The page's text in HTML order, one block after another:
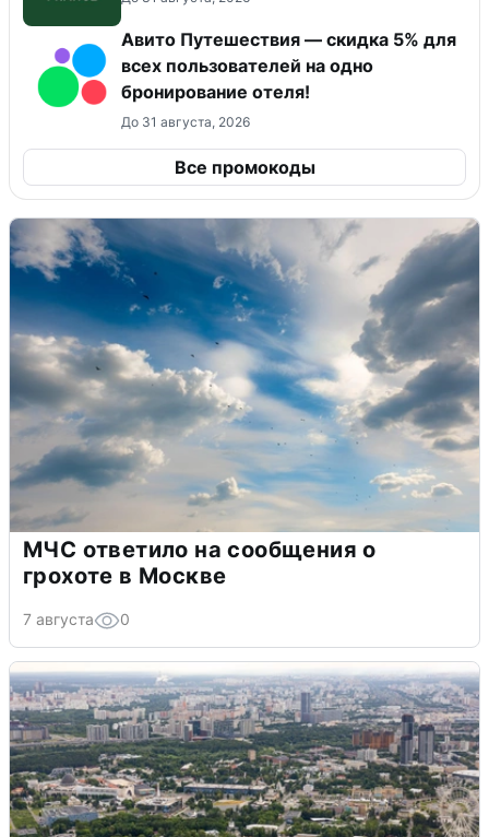
Авито Путешествия — скидка 5% для
всех пользователей на одно
бронирование отеля!
До 31 августа, 2026
Все промокоды
МЧС ответило на сообщения о
грохоте в Москве
7 августа 0